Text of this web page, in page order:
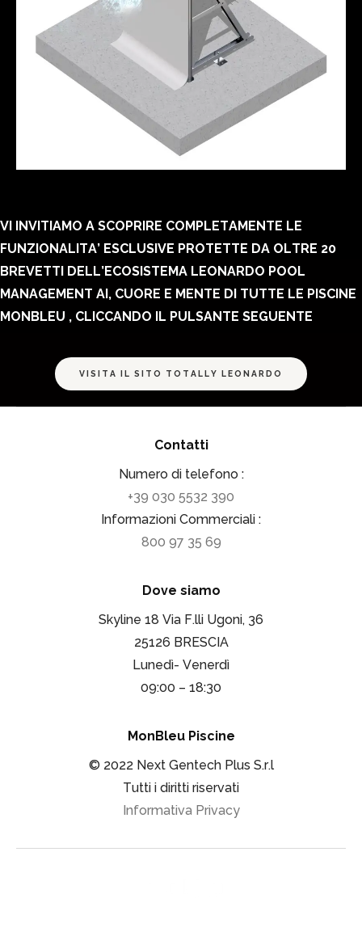
VI INVITIAMO A SCOPRIRE COMPLETAMENTE LE
FUNZIONALITA’ ESCLUSIVE PROTETTE DA OLTRE 20
BREVETTI DELL’ECOSISTEMA LEONARDO POOL
MANAGEMENT AI, CUORE E MENTE DI TUTTE LE PISCINE
MONBLEU , CLICCANDO IL PULSANTE SEGUENTE
VISITA IL SITO TOTALLY LEONARDO
Contatti
Numero di telefono :
+39 030 5532 390
Informazioni Commerciali :
800 97 35 69
Dove siamo
Skyline 18 Via F.lli Ugoni, 36
25126 BRESCIA
Lunedì- Venerdì
09:00 – 18:30
MonBleu Piscine
© 2022 Next Gentech Plus S.r.l
Tutti i diritti riservati
Informativa Privacy